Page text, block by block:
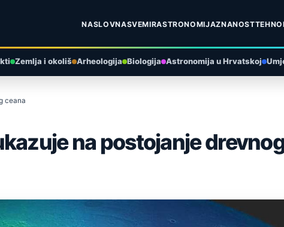
NASLOVNASVEMIRASTRONOMIJAZNANOST
Zemlja i okoliš Arheologija Biologija Astronomija u Hrvatskoj
ceana
na postojanje